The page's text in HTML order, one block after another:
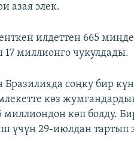
азая элек.
илдеттен 665
миллионго чукулдады.
Бразилияда соңку бир
көз
көп болду.
үчүн 29-июлдан тартып